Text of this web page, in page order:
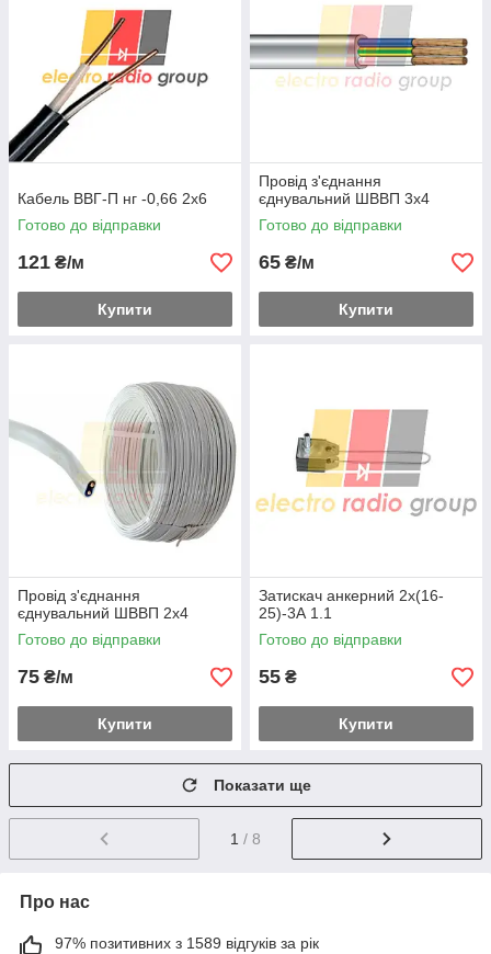
Кабель ВВГ-П нг -0,66 2х6
Готово до відправки
121 ₴/м
Купити
Провід з'єднання
єднувальний ШВВП 3х4
Готово до відправки
65 ₴/м
Купити
Провід з'єднання
єднувальний ШВВП 2х4
Готово до відправки
75 ₴/м
Купити
Затискач анкерний 2х(16-
25)-3А 1.1
Готово до відправки
55 ₴
Купити
Показати ще
1 / 8
Про нас
97% позитивних з 1589 відгуків за рік